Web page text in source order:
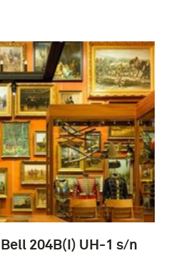
204B(I) UH-1 s/n